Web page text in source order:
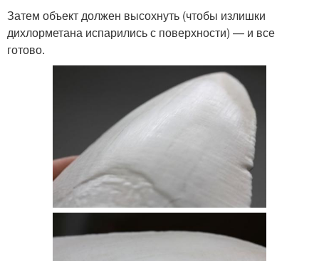
Затем объект должен высохнуть (чтобы излишки
дихлорметана испарились с поверхности) — и все
готово.